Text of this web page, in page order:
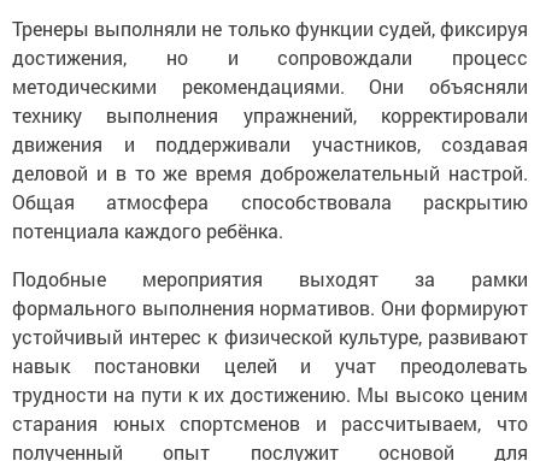
Тренеры выполняли не только функции судей, фиксируя
достижения, но и сопровождали процесс
методическими рекомендациями. Они объясняли
технику выполнения упражнений, корректировали
движения и поддерживали участников, создавая
деловой и в то же время доброжелательный настрой.
Общая атмосфера способствовала раскрытию
потенциала каждого ребёнка.
Подобные мероприятия выходят за рамки
формального выполнения нормативов. Они формируют
устойчивый интерес к физической культуре, развивают
навык постановки целей и учат преодолевать
трудности на пути к их достижению. Мы высоко ценим
старания юных спортсменов и рассчитываем, что
полученный опыт послужит основой для